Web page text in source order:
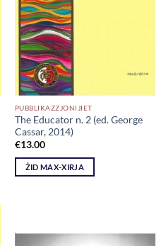
PUBBLIKAZZJONIJIET
The Educator n. 2 (ed. George
Cassar, 2014)
€13.00
ŻID MAX-XIRJA